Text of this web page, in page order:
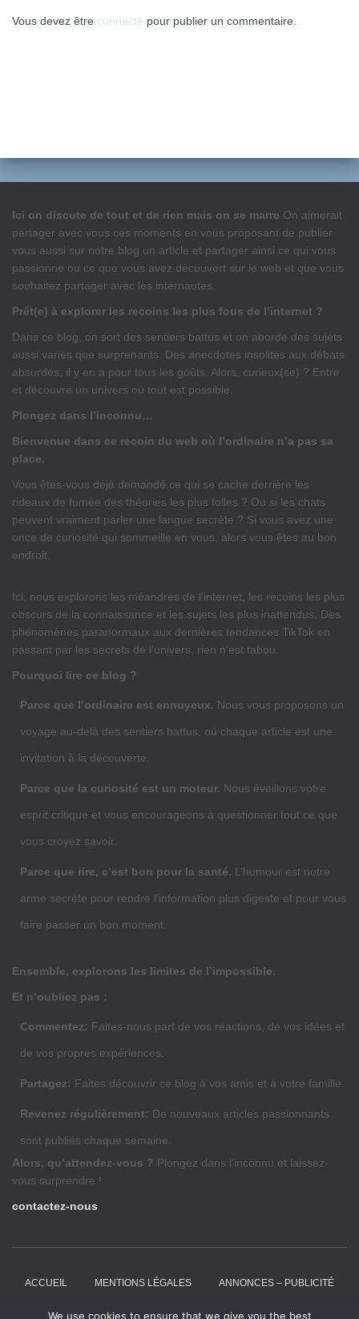
Vous devez être connecté pour publier un commentaire.
Ici on discute de tout et de rien mais on se marre On aimerait
partager avec vous ces moments en vous proposant de publier
vous aussi sur notre blog un article et partager ainsi ce qui vous
passionne ou ce que vous avez découvert sur le web et que vous
souhaitez partager avec les internautes.
Prêt(e) à explorer les recoins les plus fous de l’internet ?
Dans ce blog, on sort des sentiers battus et on aborde des sujets
aussi variés que surprenants. Des anecdotes insolites aux débats
absurdes, il y en a pour tous les goûts. Alors, curieux(se) ? Entre
et découvre un univers où tout est possible.
Plongez dans l’inconnu…
Bienvenue dans ce recoin du web où l’ordinaire n’a pas sa
place.
Vous êtes-vous déjà demandé ce qui se cache derrière les
rideaux de fumée des théories les plus folles ? Ou si les chats
peuvent vraiment parler une langue secrète ? Si vous avez une
once de curiosité qui sommeille en vous, alors vous êtes au bon
endroit.
Ici, nous explorons les méandres de l’internet, les recoins les plus
obscurs de la connaissance et les sujets les plus inattendus. Des
phénomènes paranormaux aux dernières tendances TikTok en
passant par les secrets de l’univers, rien n’est tabou.
Pourquoi lire ce blog ?
Parce que l’ordinaire est ennuyeux. Nous vous proposons un
voyage au-delà des sentiers battus, où chaque article est une
invitation à la découverte.
Parce que la curiosité est un moteur. Nous éveillons votre
esprit critique et vous encourageons à questionner tout ce que
vous croyez savoir.
Parce que rire, c’est bon pour la santé. L’humour est notre
arme secrète pour rendre l’information plus digeste et pour vous
faire passer un bon moment.
Ensemble, explorons les limites de l’impossible.
Et n’oubliez pas :
Commentez: Faites-nous part de vos réactions, de vos idées et
de vos propres expériences.
Partagez: Faites découvrir ce blog à vos amis et à votre famille.
Revenez régulièrement: De nouveaux articles passionnants
sont publiés chaque semaine.
Alors, qu’attendez-vous ? Plongez dans l’inconnu et laissez-
vous surprendre !
contactez-nous
ACCUEIL MENTIONS LÉGALES ANNONCES – PUBLICITÉ
We use cookies to ensure that we give you the best